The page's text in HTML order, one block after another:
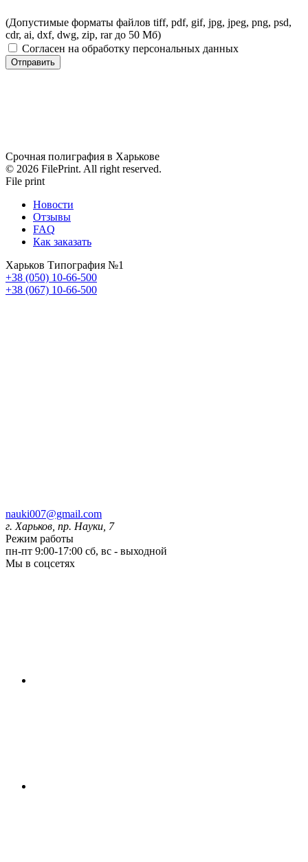
(Допустимые форматы файлов tiff, pdf, gif, jpg, jpeg, png, psd,
cdr, ai, dxf, dwg, zip, rar до 50 Мб)
Согласен на обработку персональных данных
Отправить
Срочная полиграфия в Харькове
© 2026 FilePrint. All right reserved.
File print
Новости
Отзывы
FAQ
Как заказать
Харьков Типография №1
+38 (050) 10-66-500
+38 (067) 10-66-500
nauki007@gmail.com
г. Харьков, пр. Науки, 7
Режим работы
пн-пт 9:00-17:00 сб, вс - выходной
Мы в соцсетях